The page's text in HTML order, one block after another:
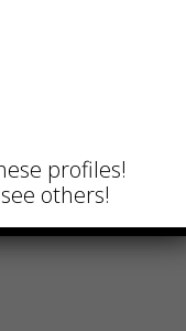
profiles!
others!